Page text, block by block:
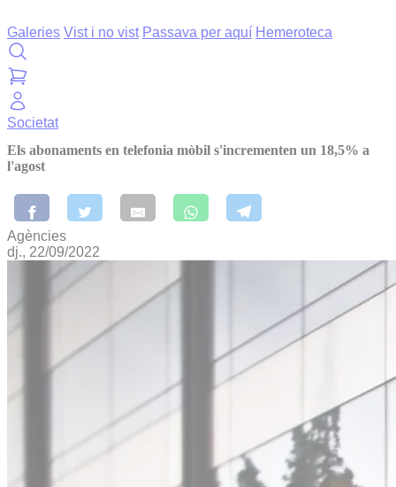
Galeries Vist i no vist Passava per aquí Hemeroteca
Societat
Els abonaments en telefonia mòbil s'incrementen un 18,5% a
l'agost
Agències
dj., 22/09/2022